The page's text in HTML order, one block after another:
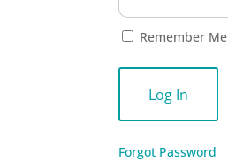
Remember Me
Forgot Password